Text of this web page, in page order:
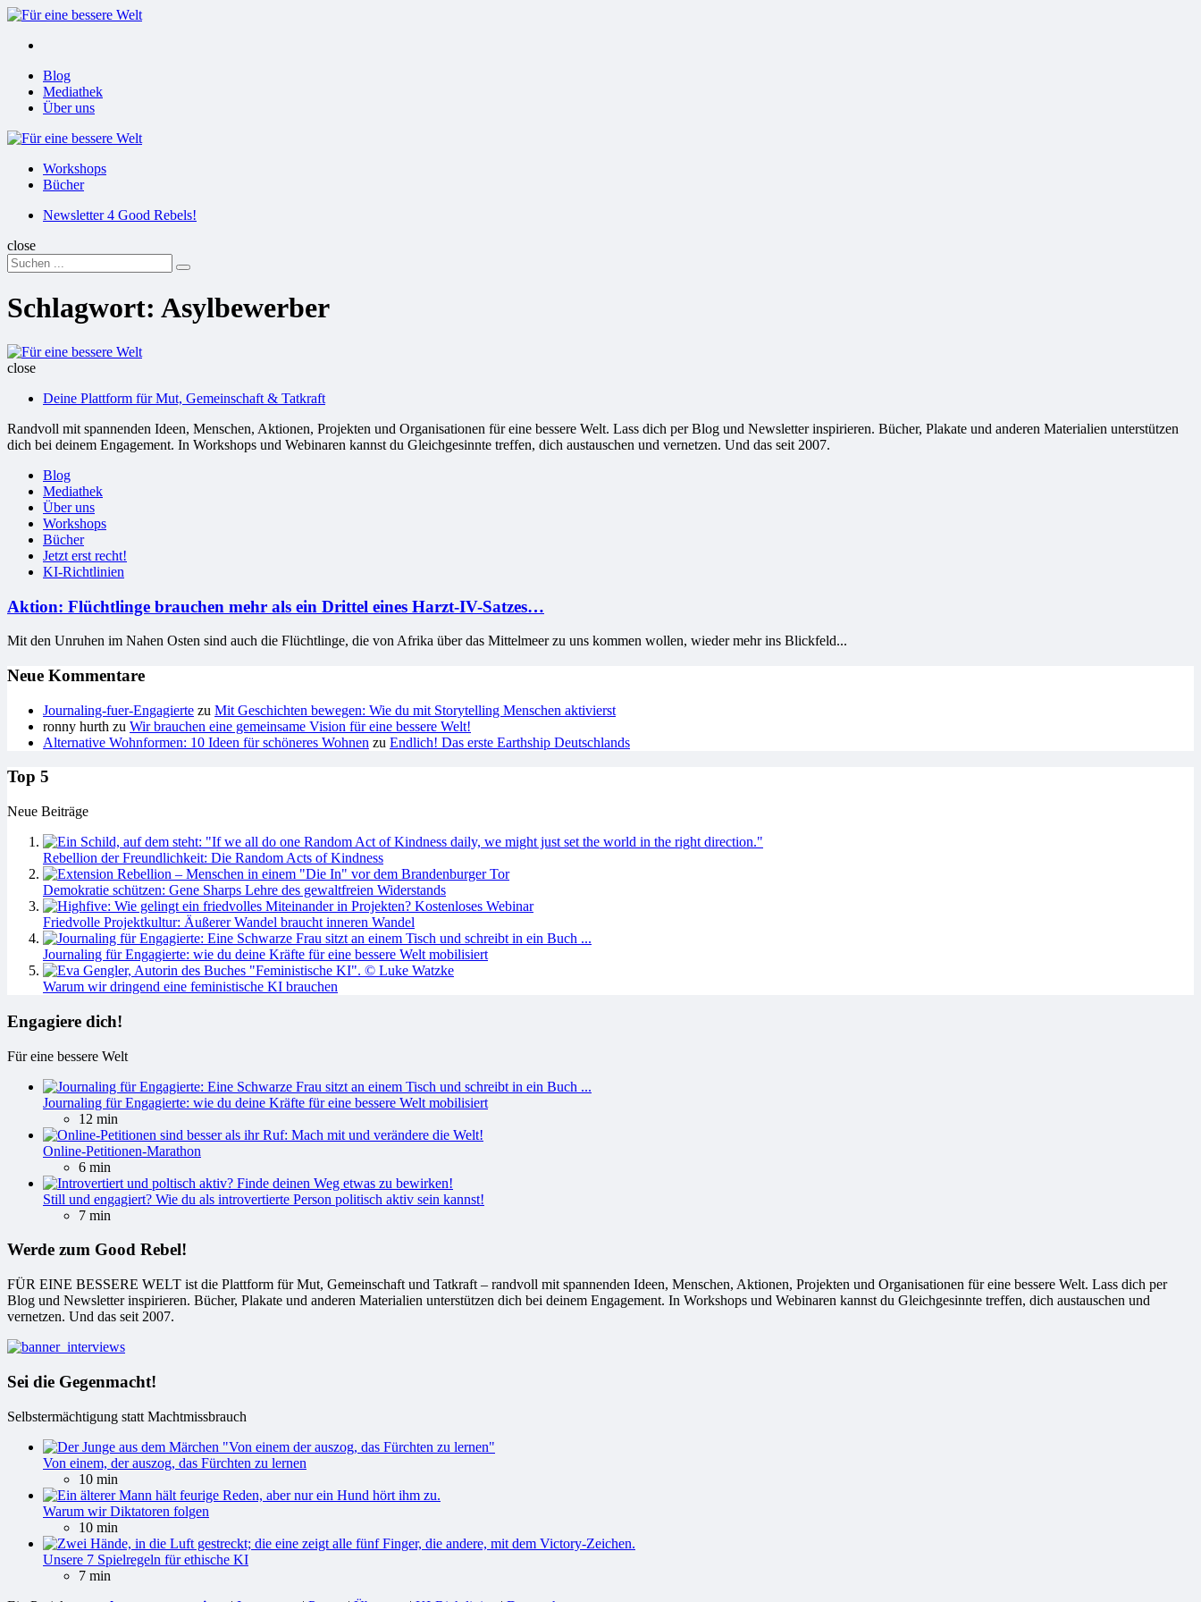
Menu
Menu
Blog
Mediathek
Über uns
Für
Workshops
Bücher
SuchenNewsletter 4 Good Rebels!
close
Search
for:
Suchen
Schlagwort: Asylbewerber
Für
Welt
close
Deine Plattform für Mut, Gemeinschaft & Tatkraft
Randvoll mit spannenden Ideen, Menschen, Aktionen, Projekten und Organisationen für eine bessere Welt. Lass dich per Blog und Newsletter inspirieren. Bücher, Plakate und anderen Materialien unterstützen
dich bei deinem Engagement. In Workshops und Webinaren kannst du Gleichgesinnte treffen, dich austauschen und vernetzen. Und das seit 2007.
Blog
Mediathek
Über uns
Workshops
Bücher
Jetzt erst recht!
KI-Richtlinien
Aktion: Flüchtlinge brauchen mehr als ein Drittel eines Harzt-IV-Satzes…
Mit den Unruhen im Nahen Osten sind auch die Flüchtlinge, die von Afrika über das Mittelmeer zu uns kommen wollen, wieder mehr ins Blickfeld...
Neue Kommentare
Journaling-fuer-Engagierte zu Mit Geschichten bewegen: Wie du mit Storytelling Menschen aktivierst
ronny hurth zu Wir brauchen eine gemeinsame Vision für eine bessere Welt!
Alternative Wohnformen: 10 Ideen für schöneres Wohnen zu Endlich! Das erste Earthship Deutschlands
Top 5
Neue Beiträge
Rebellion der Freundlichkeit: Die Random Acts of Kindness
Demokratie schützen: Gene Sharps Lehre des gewaltfreien Widerstands
Friedvolle Projektkultur: Äußerer Wandel braucht inneren Wandel
Journaling für Engagierte: wie du deine Kräfte für eine bessere Welt mobilisiert
Warum wir dringend eine feministische KI brauchen
Engagiere dich!
Für eine bessere Welt
Journaling für Engagierte: wie du deine Kräfte für eine bessere Welt mobilisiert
12 min
Online-Petitionen-Marathon
6 min
Still und engagiert? Wie du als introvertierte Person politisch aktiv sein kannst!
7 min
Werde zum Good Rebel!
FÜR EINE BESSERE WELT ist die Plattform für Mut, Gemeinschaft und Tatkraft – randvoll mit spannenden Ideen, Menschen, Aktionen, Projekten und Organisationen für eine bessere Welt. Lass dich per
Blog und Newsletter inspirieren. Bücher, Plakate und anderen Materialien unterstützen dich bei deinem Engagement. In Workshops und Webinaren kannst du Gleichgesinnte treffen, dich austauschen und
vernetzen. Und das seit 2007.
Sei die Gegenmacht!
Selbstermächtigung statt Machtmissbrauch
Von einem, der auszog, das Fürchten zu lernen
10 min
Warum wir Diktatoren folgen
10 min
Unsere 7 Spielregeln für ethische KI
7 min